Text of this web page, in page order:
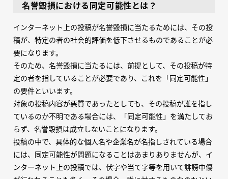
名誉毀損における同定可能性とは？
インターネット上の投稿が名誉毀損に当たるためには、その投
稿が、特定の者の社会的評価を低下させるものであることが必
要になります。
そのため、名誉毀損に当たるには、前提として、その投稿が特
定の者を指していることが必要であり、これを「同定可能性」
の要件といいます。
対象の投稿内容が悪質であったとしても、その投稿が誰を指し
ているのか不明である場合には、「同定可能性」を満たしてお
らず、名誉毀損は成立しないことになります。
投稿の中で、具体的な個人名や企業名が名指しされている場合
には、同定可能性が問題になることはあまりありませんが、イ
ンターネット上の投稿では、伏字や当て字等を用いて誹謗中傷